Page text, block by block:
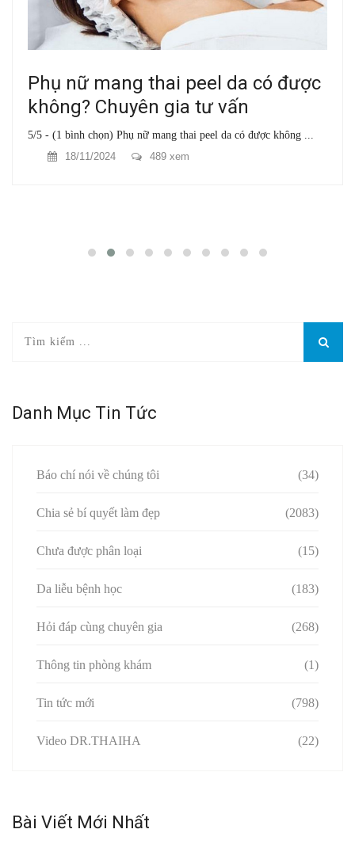
Phụ nữ mang thai peel da có được
không? Chuyên gia tư vấn
5/5 - (1 bình chọn) Phụ nữ mang thai peel da có được không ...
18/11/2024
489 xem
Danh Mục Tin Tức
Báo chí nói về chúng tôi (34)
Chia sẻ bí quyết làm đẹp (2083)
Chưa được phân loại (15)
Da liễu bệnh học (183)
Hỏi đáp cùng chuyên gia (268)
Thông tin phòng khám (1)
Tin tức mới (798)
Video DR.THAIHA (22)
Bài Viết Mới Nhất